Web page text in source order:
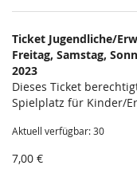
Ticket Jugendliche/
Freitag, Samstag,
2023
Dieses Ticket
Spielplatz für Kinder/
Aktuell verfügbar: 30
7,00 €